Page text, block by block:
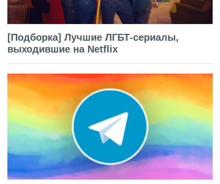
[Подборка] Лучшие ЛГБТ-сериалы,
выходившие на Netflix